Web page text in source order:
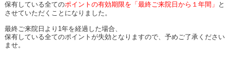
保有している全てのポイントの有効期限を「最終ご来院日から１年間」 と
させていただくことになりました。
最終ご来院日より 1年を経過した場合、
保有している全てのポイントが失効となりますので、予めご了承ください
ませ。